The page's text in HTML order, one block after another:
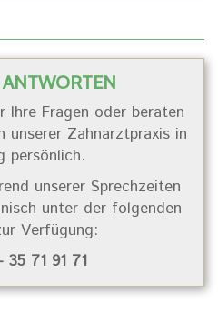
ANTWORTEN
Ihre Fragen oder beraten
unserer Zahnarztpraxis in
persönlich.
unserer Sprechzeiten
unter der folgenden
Verfügung:
35 71 91 71